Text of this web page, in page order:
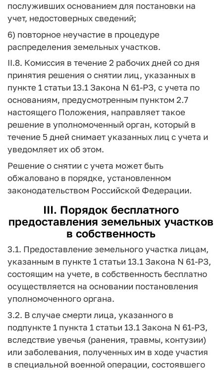
послуживших основанием для постановки на
учет, недостоверных сведений;
6) повторное неучастие в процедуре
распределения земельных участков.
II.8. Комиссия в течение 2 рабочих дней со дня
принятия решения о снятии лиц, указанных в
пункте 1 статьи 13.1 Закона N 61-РЗ, с учета по
основаниям, предусмотренным пунктом 2.7
настоящего Положения, направляет такое
решение в уполномоченный орган, который в
течение 5 дней снимает указанных лиц с учета и
уведомляет их об этом.
Решение о снятии с учета может быть
обжаловано в порядке, установленном
законодательством Российской Федерации.
III. Порядок бесплатного
предоставления земельных участков
в собственность
3.1. Предоставление земельного участка лицам,
указанным в пункте 1 статьи 13.1 Закона N 61-РЗ,
состоящим на учете, в собственность бесплатно
осуществляется на основании постановления
уполномоченного органа.
3.2. В случае смерти лица, указанного в
подпункте 1 пункта 1 статьи 13.1 Закона N 61-РЗ,
вследствие увечья (ранения, травмы, контузии)
или заболевания, полученных им в ходе участия
в специальной военной операции, состоявшего